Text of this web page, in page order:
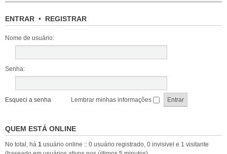
ENTRAR • REGISTRAR
Nome de usuário:
Senha:
Esqueci a senha Lembrar minhas informações
QUEM ESTÁ ONLINE
No total, há 1 usuário online :: 0 usuário registrado, 0 invisivel e 1 visitante